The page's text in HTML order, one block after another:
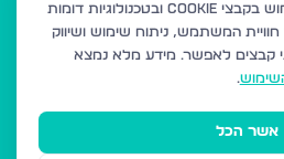
אתר רשות היחיד עושה שימוש בקבצי Cookie ובטכנולוגיות דומות
המשתמש, ניתוח שימוש ושיווק
קבצים לאפשר. מידע מלא נמצא
.
אשר הכל